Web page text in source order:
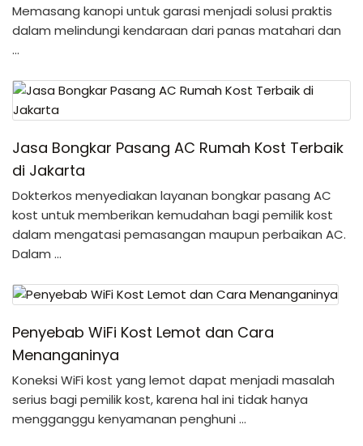
Memasang kanopi untuk garasi menjadi solusi praktis
dalam melindungi kendaraan dari panas matahari dan
…
Jasa Bongkar Pasang AC Rumah Kost Terbaik
di Jakarta
Dokterkos menyediakan layanan bongkar pasang AC
kost untuk memberikan kemudahan bagi pemilik kost
dalam mengatasi pemasangan maupun perbaikan AC.
Dalam …
Penyebab WiFi Kost Lemot dan Cara
Menanganinya
Koneksi WiFi kost yang lemot dapat menjadi masalah
serius bagi pemilik kost, karena hal ini tidak hanya
mengganggu kenyamanan penghuni …